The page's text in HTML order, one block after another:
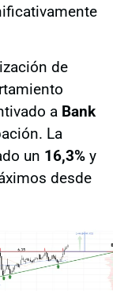
de
a Bank
La
un 16,3%y
desde